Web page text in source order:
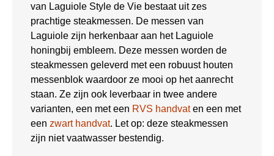
van Laguiole Style de Vie bestaat uit zes
prachtige steakmessen. De messen van
Laguiole zijn herkenbaar aan het Laguiole
honingbij embleem. Deze messen worden de
steakmessen geleverd met een robuust houten
messenblok waardoor ze mooi op het aanrecht
staan. Ze zijn ook leverbaar in twee andere
varianten, een met een RVS handvaten een met
een zwart handvat. Let op: deze steakmessen
zijn niet vaatwasser bestendig.